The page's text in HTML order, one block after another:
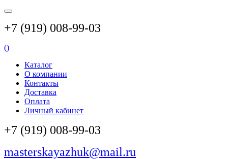
+7 (919) 008-99-03
()
Каталог
О компании
Контакты
Доставка
Оплата
Личный кабинет
+7 (919) 008-99-03
masterskayazhuk@mail.ru